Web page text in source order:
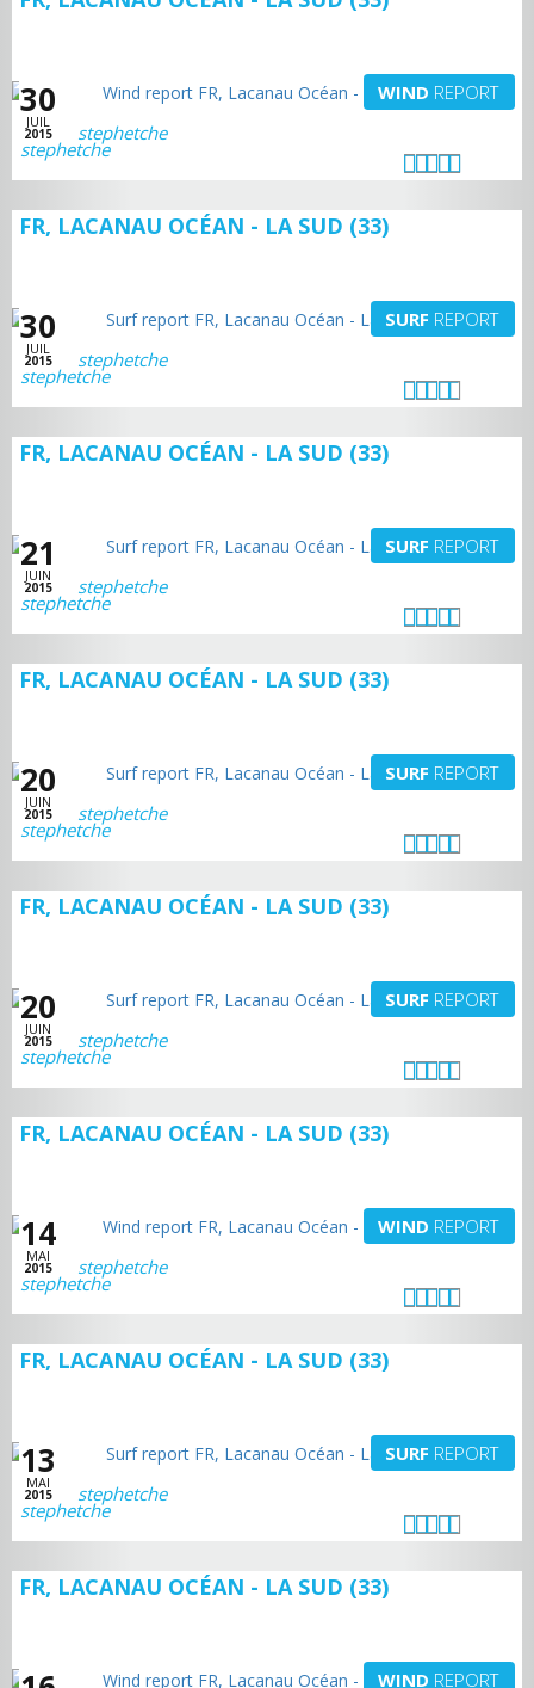
30
JUIL
2015
WIND REPORT
stephetche
FR, LACANAU OCÉAN - LA SUD (33)
30
JUIL
2015
SURF REPORT
stephetche
FR, LACANAU OCÉAN - LA SUD (33)
21
JUIN
2015
SURF REPORT
stephetche
FR, LACANAU OCÉAN - LA SUD (33)
20
JUIN
2015
SURF REPORT
stephetche
FR, LACANAU OCÉAN - LA SUD (33)
20
JUIN
2015
SURF REPORT
stephetche
FR, LACANAU OCÉAN - LA SUD (33)
14
MAI
2015
WIND REPORT
stephetche
FR, LACANAU OCÉAN - LA SUD (33)
13
MAI
2015
SURF REPORT
stephetche
FR, LACANAU OCÉAN - LA SUD (33)
WIND REPORT